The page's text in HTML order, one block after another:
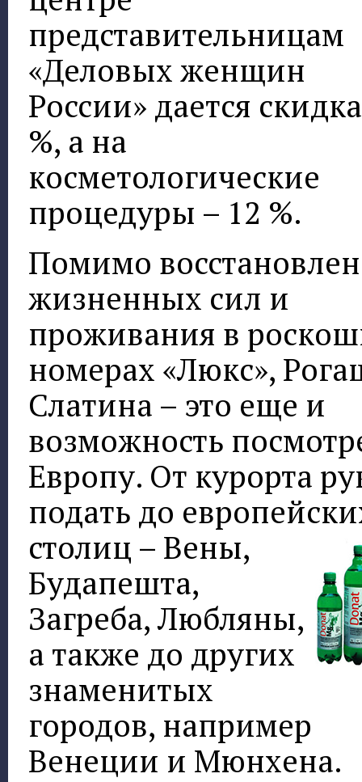
представительницам
«Деловых женщин
России» дается
%, а на
косметологические
процедуры – 12 %.
Помимо
жизненных сил и
проживания в
номерах «Люкс»,
Слатина – это еще и
возможность
Европу. От курорта
подать до
столиц – Вены,
Будапешта,
Загреба, Любляны,
а также до других
знаменитых
городов, например
Венеции и Мюнхена.